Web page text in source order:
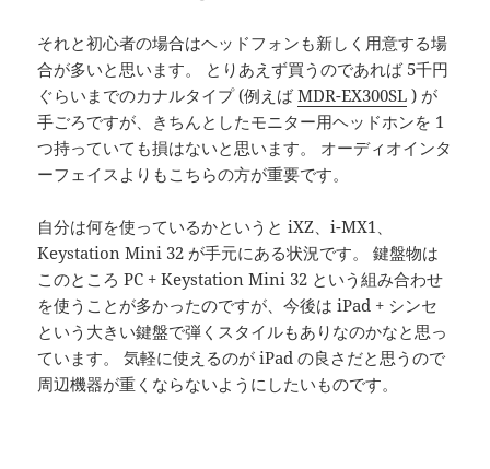
それと初心者の場合はヘッドフォンも新しく用意する場
合が多いと思います。 とりあえず買うのであれば 5千円
ぐらいまでのカナルタイプ (例えばMDR-EX300SL ) が
手ごろですが、きちんとしたモニター用ヘッドホンを 1
つ持っていても損はないと思います。 オーディオインタ
ーフェイスよりもこちらの方が重要です。
自分は何を使っているかというと iXZ、i-MX1、
Keystation Mini 32 が手元にある状況です。 鍵盤物は
このところ PC + Keystation Mini 32 という組み合わせ
を使うことが多かったのですが、今後は iPad + シンセ
という大きい鍵盤で弾くスタイルもありなのかなと思っ
ています。 気軽に使えるのが iPad の良さだと思うので
周辺機器が重くならないようにしたいものです。